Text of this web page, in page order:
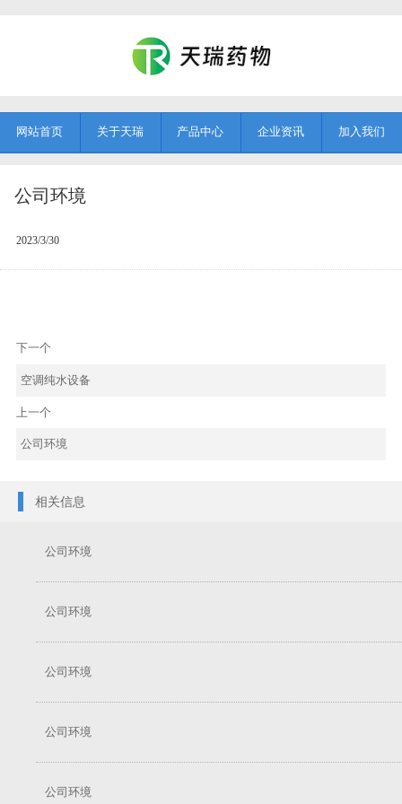
网站首页 关于天瑞 产品中心 企业资讯 加入我们
公司环境
2023/3/30
下一个
空调纯水设备
上一个
公司环境
相关信息
公司环境
公司环境
公司环境
公司环境
公司环境